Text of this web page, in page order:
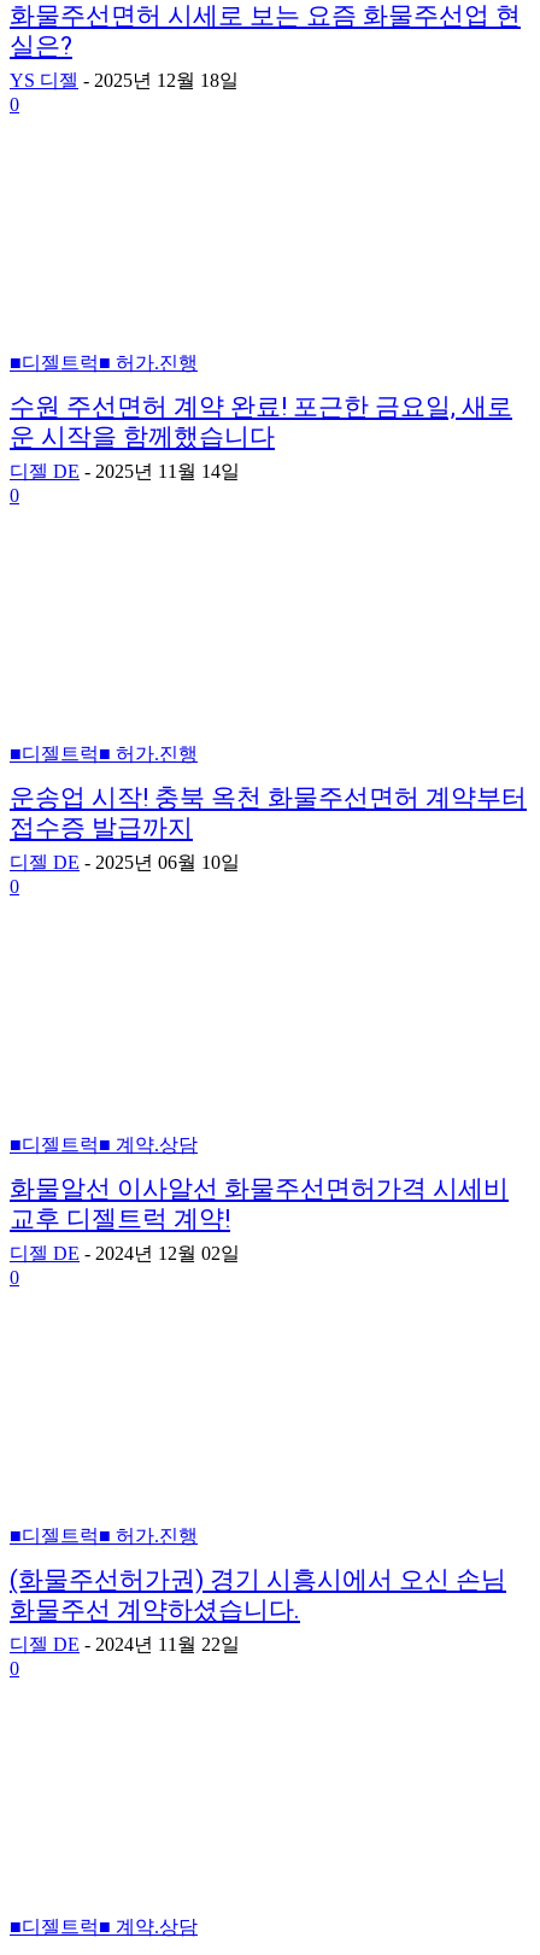
화물주선면허 시세로 보는 요즘 화물주선업 현
실은?
YS 디젤 - 2025년 12월 18일
0
■디젤트럭■ 허가.진행
수원 주선면허 계약 완료! 포근한 금요일, 새로
운 시작을 함께했습니다
디젤 DE - 2025년 11월 14일
0
■디젤트럭■ 허가.진행
운송업 시작! 충북 옥천 화물주선면허 계약부터
접수증 발급까지
디젤 DE - 2025년 06월 10일
0
■디젤트럭■ 계약.상담
화물알선 이사알선 화물주선면허가격 시세비
교후 디젤트럭 계약!
디젤 DE - 2024년 12월 02일
0
■디젤트럭■ 허가.진행
(화물주선허가권) 경기 시흥시에서 오신 손님
화물주선 계약하셨습니다.
디젤 DE - 2024년 11월 22일
0
■디젤트럭■ 계약.상담